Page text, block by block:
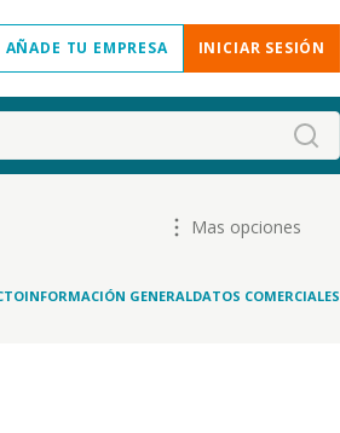
AÑADE TU EMPRESA INICIAR SESIÓN
Mas opciones
INFORMACIÓN GENERALDATOS COMERCIALES